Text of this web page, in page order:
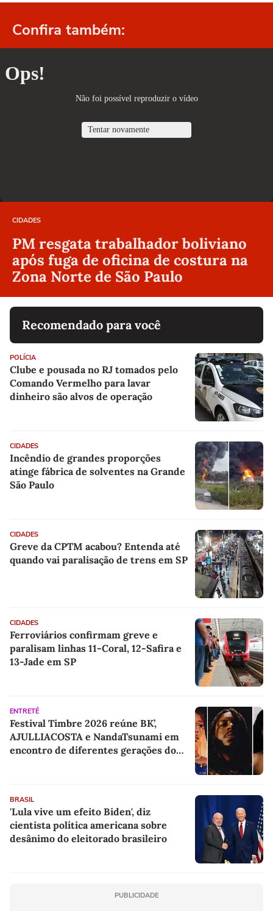
Confira também:
CIDADES
PM resgata trabalhador boliviano
após fuga de oficina de costura na
Zona Norte de São Paulo
Recomendado para você
POLÍCIA
Clube e pousada no RJ tomados pelo
Comando Vermelho para lavar
dinheiro são alvos de operação
CIDADES
Incêndio de grandes proporções
atinge fábrica de solventes na Grande
São Paulo
CIDADES
Greve da CPTM acabou? Entenda até
quando vai paralisação de trens em SP
CIDADES
Ferroviários confirmam greve e
paralisam linhas 11-Coral, 12-Safira e
13-Jade em SP
ENTRETÊ
Festival Timbre 2026 reúne BK’,
AJULLIACOSTA e NandaTsunami em
encontro de diferentes gerações do
BRASIL
'Lula vive um efeito Biden', diz
cientista política americana sobre
desânimo do eleitorado brasileiro
PUBLICIDADE